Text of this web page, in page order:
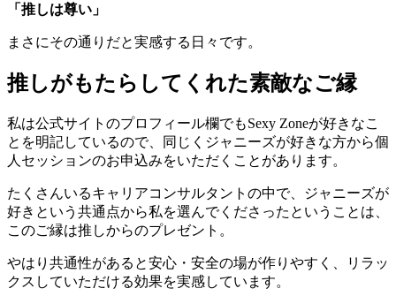
「推しは尊い」
まさにその通りだと実感する日々です。
推しがもたらしてくれた素敵なご縁
私は公式サイトのプロフィール欄でもSexy Zoneが好きなこ
とを明記しているので、同じくジャニーズが好きな方から個
人セッションのお申込みをいただくことがあります。
たくさんいるキャリアコンサルタントの中で、
ジャニーズが
好きという共通点から私を選んでくださったということは、
このご縁は推しからのプレゼント。
やはり共通性があると安心・安全の場が作りやすく、リラッ
クスしていただける効果を実感しています。